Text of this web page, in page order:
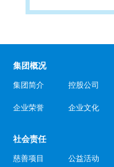
集团概况
集团简介 控股公司
企业荣誉 企业文化
社会责任
慈善项目 公益活动